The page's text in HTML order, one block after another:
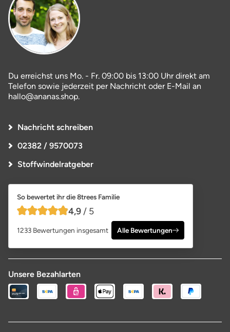
Du erreichst uns Mo. - Fr. 09:00 bis 13:00 Uhr direkt am
Telefon sowie jederzeit per Nachricht oder E-Mail an
hallo@ananas.shop.
Nachricht schreiben
02382 / 9570073
Stoffwindelratgeber
So bewertet ihr die 8trees Familie
4,9 von 5 Sternen
4,9 / 5
1233 Bewertungen insgesamt Alle Bewertungen
Unsere Bezahlarten